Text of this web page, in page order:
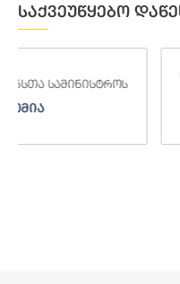
საქვეუწყებო
საქართველოს
საფინანსო-